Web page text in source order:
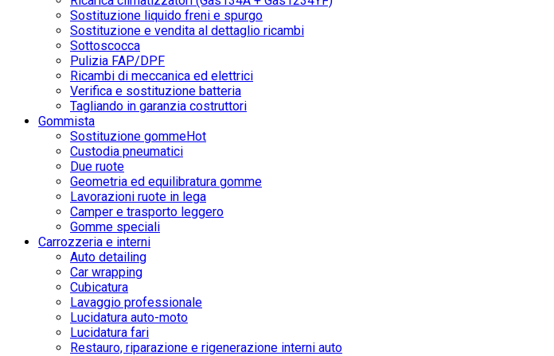
Sostituzione liquido freni e spurgo
Sostituzione e vendita al dettaglio ricambi
Sottoscocca
Pulizia FAP/DPF
Ricambi di meccanica ed elettrici
Verifica e sostituzione batteria
Tagliando in garanzia costruttori
Gommista
Sostituzione gommeHot
Custodia pneumatici
Due ruote
Geometria ed equilibratura gomme
Lavorazioni ruote in lega
Camper e trasporto leggero
Gomme speciali
Carrozzeria e interni
Auto detailing
Car wrapping
Cubicatura
Lavaggio professionale
Lucidatura auto-moto
Lucidatura fari
Restauro, riparazione e rigenerazione interni auto